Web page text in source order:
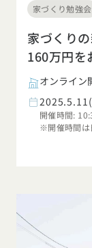
家づくり勉強会
家づくり
160万円を
オンライン
開催時間:
※開催時間は